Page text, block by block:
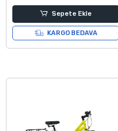
Sepete Ekle
KARGO BEDAVA